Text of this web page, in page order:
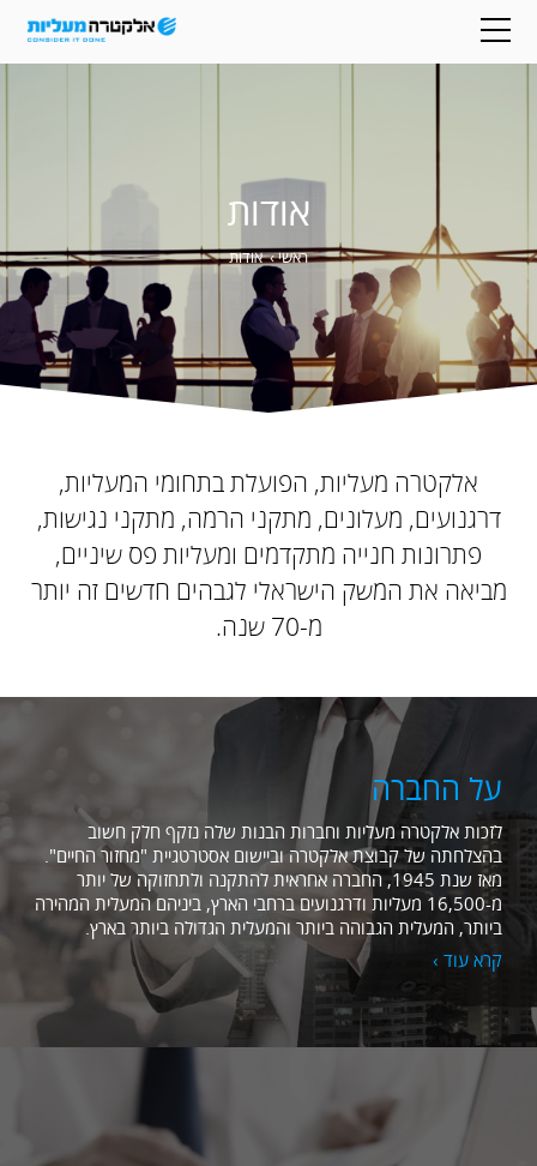
אודות
ראשי›אודות
אלקטרה מעליות, הפועלת בתחומי המעליות,
דרגנועים, מעלונים, מתקני הרמה, מתקני נגישות,
פתרונות חנייה מתקדמים ומעליות פס שיניים,
מביאה את המשק הישראלי לגבהים חדשים זה יותר
מ-70 שנה.
על החברה
לזכות אלקטרה מעליות וחברות הבנות שלה נזקף חלק חשוב
בהצלחתה של קבוצת אלקטרה וביישום אסטרטגיית "מחזור החיים".
מאז שנת 1945, החברה אחראית להתקנה ולתחזוקה של יותר
מ-16,500 מעליות ודרגנועים ברחבי הארץ, ביניהם המעלית המהירה
ביותר, המעלית הגבוהה ביותר והמעלית הגדולה ביותר בארץ.
קרא עוד ›